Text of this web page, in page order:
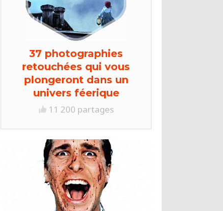
37 photographies
retouchées qui vous
plongeront dans un
univers féerique
11 200 partages